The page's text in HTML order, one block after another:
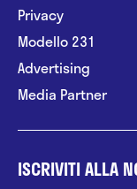
Privacy
Modello 231
Advertising
Media Partner
ISCRIVITI ALLA